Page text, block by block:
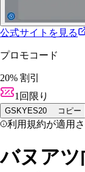
公式サイトを見る
プロモコード
20% 割引
1回限り
GSKYES20 コピー
利用規約が適用さ
バヌアツ